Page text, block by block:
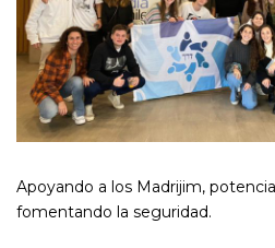
Apoyando a los Madrijim,
fomentando la seguridad.